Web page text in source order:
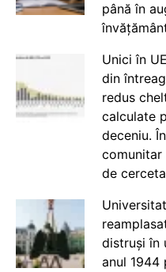
până în
Unici în
din
redus
calculate
deceniu.
comunitar
de
distruși în
anul 1944